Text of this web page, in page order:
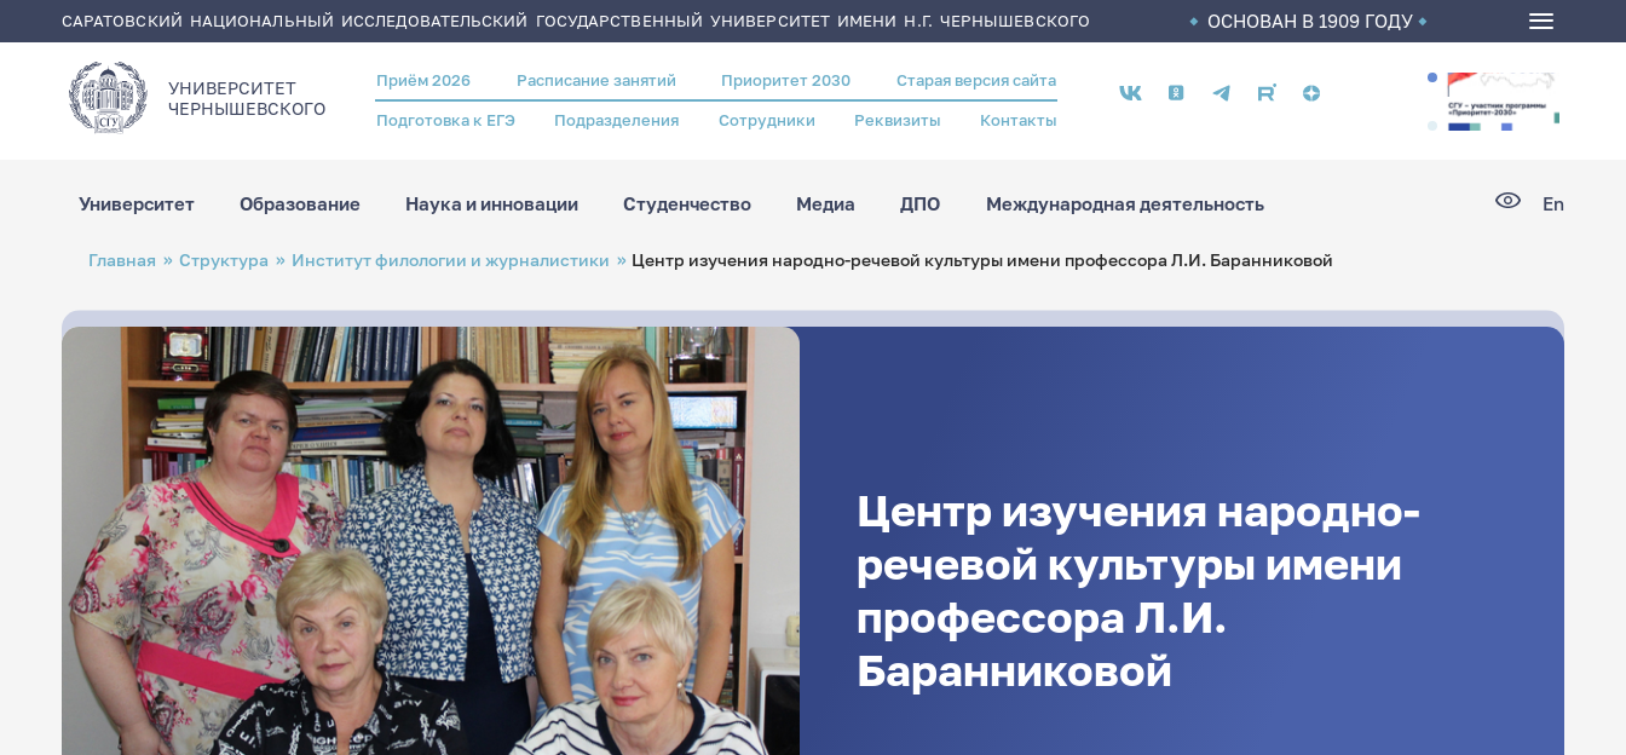
САРАТОВСКИЙ НАЦИОНАЛЬНЫЙ ИССЛЕДОВАТЕЛЬСКИЙ ГОСУДАРСТВЕННЫЙ УНИВЕРСИТЕТ ИМЕНИ Н.Г. ЧЕРНЫШЕВСКОГО ОСНОВАН В 1909 ГОДУ
УНИВЕРСИТЕТ
ЧЕРНЫШЕВСКОГO
Header
menu
Приём 2026 Расписание занятий Приоритет 2030 Старая версия сайта
Подготовка к ЕГЭ Подразделения Сотрудники Реквизиты Контакты
Социальные
сети
Университет Образование Наука и инновации Студенчество Медиа ДПО Международная деятельность En
Строка
навигации
Главная Структура Институт филологии и журналистики Центр изучения народно-речевой культуры имени профессора Л.И. Баранниковой
Центр изучения народно-
речевой культуры имени
профессора Л.И.
Баранниковой